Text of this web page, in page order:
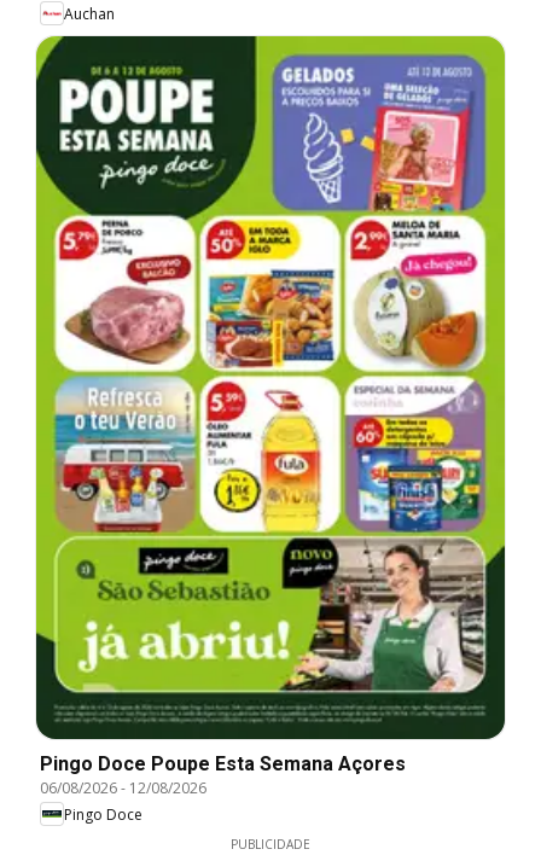
Auchan
Pingo Doce Poupe Esta Semana Açores
06/08/2026- 12/08/2026
Pingo Doce
PUBLICIDADE